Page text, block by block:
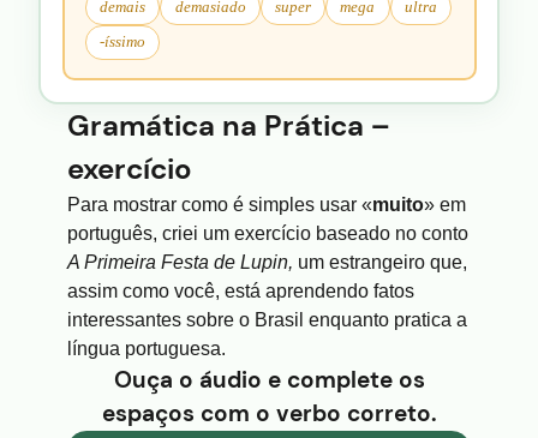
demais demasiado super mega ultra
-íssimo
Gramática na Prática –
exercício
Para mostrar como é simples usar «muito» em
português, criei um exercício baseado no conto
A Primeira Festa de Lupin, um estrangeiro que,
assim como você, está aprendendo fatos
interessantes sobre o Brasil enquanto pratica a
língua portuguesa.
Ouça o áudio e complete os
espaços com o verbo correto.